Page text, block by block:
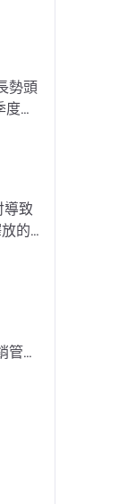
。
勢頭
布
端
而
地，
60
導致
的
略
管